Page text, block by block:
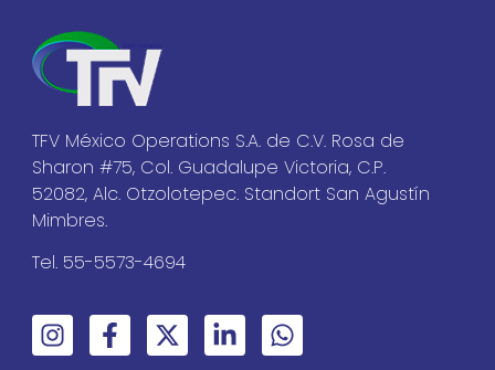
TFV México Operations S.A. de C.V. Rosa de
Sharon #75, Col. Guadalupe Victoria, C.P.
52082, Alc. Otzolotepec. Standort San Agustín
Mimbres.
Tel. 55-5573-4694